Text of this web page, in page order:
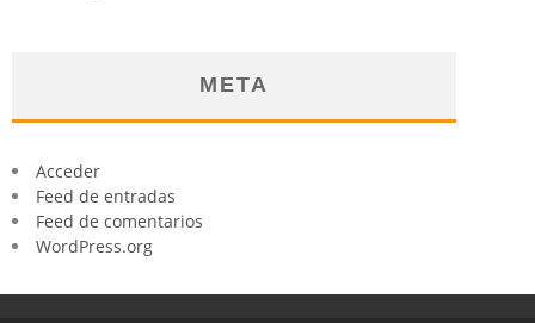
META
Acceder
Feed de entradas
Feed de comentarios
WordPress.org